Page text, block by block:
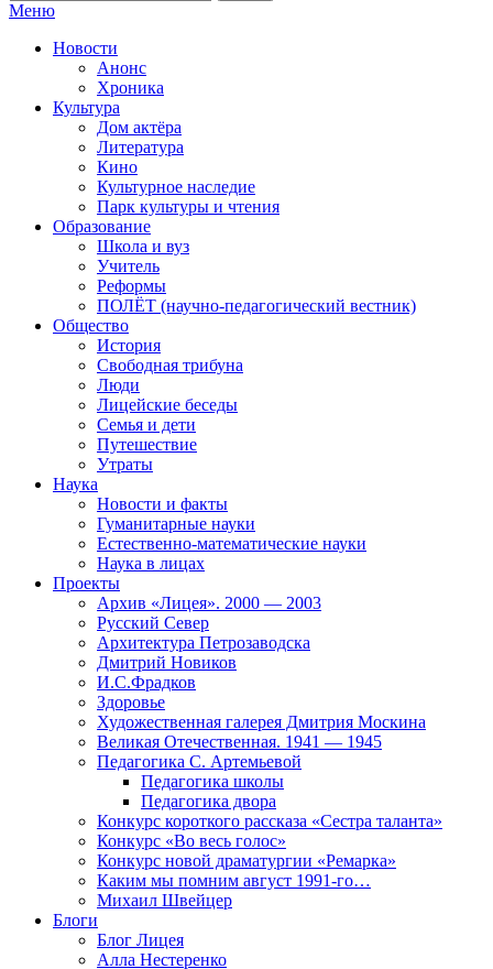
Меню
Новости
Анонс
Хроника
Культура
Дом актёра
Литература
Кино
Культурное наследие
Парк культуры и чтения
Образование
Школа и вуз
Учитель
Реформы
ПОЛЁТ (научно-педагогический вестник)
Общество
История
Свободная трибуна
Люди
Лицейские беседы
Семья и дети
Путешествие
Утраты
Наука
Новости и факты
Гуманитарные науки
Естественно-математические науки
Наука в лицах
Проекты
Архив «Лицея». 2000 — 2003
Русский Север
Архитектура Петрозаводска
Дмитрий Новиков
И.С.Фрадков
Здоровье
Художественная галерея Дмитрия Москина
Великая Отечественная. 1941 — 1945
Педагогика С. Артемьевой
Педагогика школы
Педагогика двора
Конкурс короткого рассказа «Сестра таланта»
Конкурс «Во весь голос»
Конкурс новой драматургии «Ремарка»
Каким мы помним август 1991-го…
Михаил Швейцер
Блоги
Блог Лицея
Алла Нестеренко